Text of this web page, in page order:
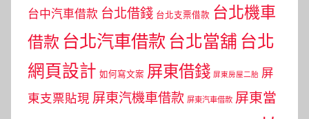
台中汽車借款 台北借錢 台北支票借款 台北機車
借款 台北汽車借款 台北當舖 台北
網頁設計 如何寫文案 屏東借錢 屏東房屋二胎 屏
東支票貼現 屏東汽機車借款 屏東汽車借款 屏東當